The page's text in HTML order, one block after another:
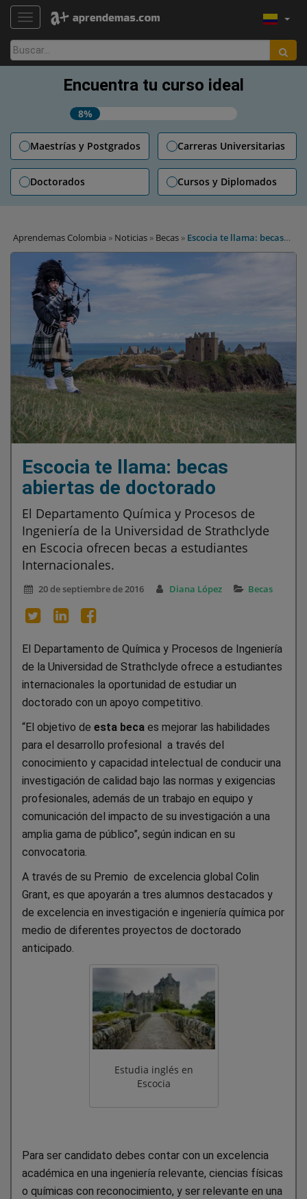
TOGGLE NAVIGATION
Buscar:
Encuentra tu curso ideal
8%
Maestrías y Postgrados Carreras Universitarias
Doctorados Cursos y Diplomados
Aprendemas Colombia » Noticias » Becas » Escocia te llama: becas
abiertas de doctorado
Escocia te llama: becas
abiertas de doctorado
El Departamento Química y Procesos de
Ingeniería de la Universidad de Strathclyde
en Escocia ofrecen becas a estudiantes
Internacionales.
20 de septiembre de 2016 Diana López Becas
El Departamento de Química y Procesos de Ingeniería
de la Universidad de Strathclyde ofrece a estudiantes
internacionales la oportunidad de estudiar un
doctorado con un apoyo competitivo.
“El objetivo de esta beca es mejorar las habilidades
para el desarrollo profesional a través del
conocimiento y capacidad intelectual de conducir una
investigación de calidad bajo las normas y exigencias
profesionales, además de un trabajo en equipo y
comunicación del impacto de su investigación a una
amplia gama de público”, según indican en su
convocatoria.
A través de su Premio de excelencia global Colin
Grant, es que apoyarán a tres alumnos destacados y
de excelencia en investigación e ingeniería química por
medio de diferentes proyectos de doctorado
anticipado.
Estudia inglés en
Escocia
Para ser candidato debes contar con un excelencia
académica en una ingeniería relevante, ciencias físicas
o químicas con reconocimiento, y ser relevante en una